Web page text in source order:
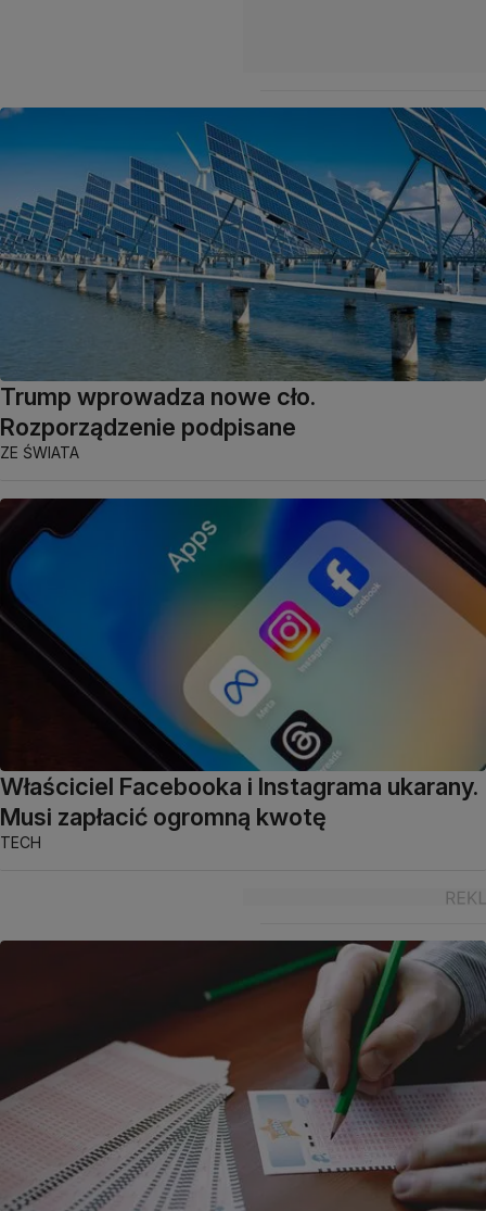
Trump wprowadza nowe cło.
Rozporządzenie podpisane
ZE ŚWIATA
Właściciel Facebooka i Instagrama ukarany.
Musi zapłacić ogromną kwotę
TECH